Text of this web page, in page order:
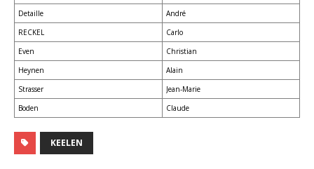
Detaille
André
RECKEL
Carlo
Even
Christian
Heynen
Alain
Strasser
Jean-Marie
Boden
Claude
KEELEN